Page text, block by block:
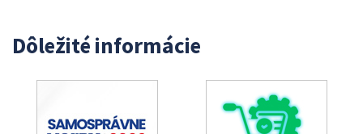
Dôležité informácie